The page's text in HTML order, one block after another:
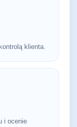
klienta.
i ocenie